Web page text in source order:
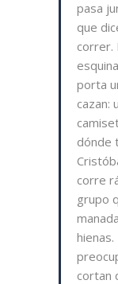
pasa
que
correr.
porta
cazan:
dónde
corre
grupo
cortan